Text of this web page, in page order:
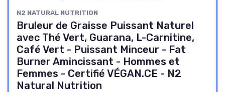
N2 NATURAL NUTRITION
Bruleur de Graisse Puissant Naturel
avec Thé Vert, Guarana, L-Carnitine,
Café Vert - Puissant Minceur - Fat
Burner Amincissant - Hommes et
Femmes - Certifié VÉGAN.CE - N2
Natural Nutrition